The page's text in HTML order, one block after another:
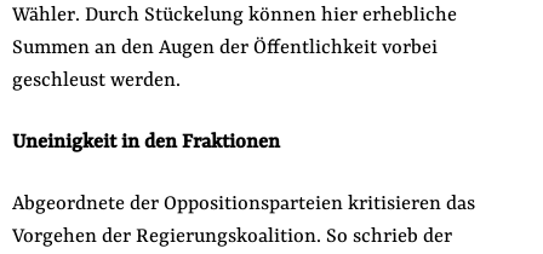
Wähler. Durch Stückelung können hier erhebliche
Summen an den Augen der Öffentlichkeit vorbei
geschleust werden.
Uneinigkeit in den Fraktionen
Abgeordnete der Oppositionsparteien kritisieren das
Vorgehen der Regierungskoalition. So schrieb der